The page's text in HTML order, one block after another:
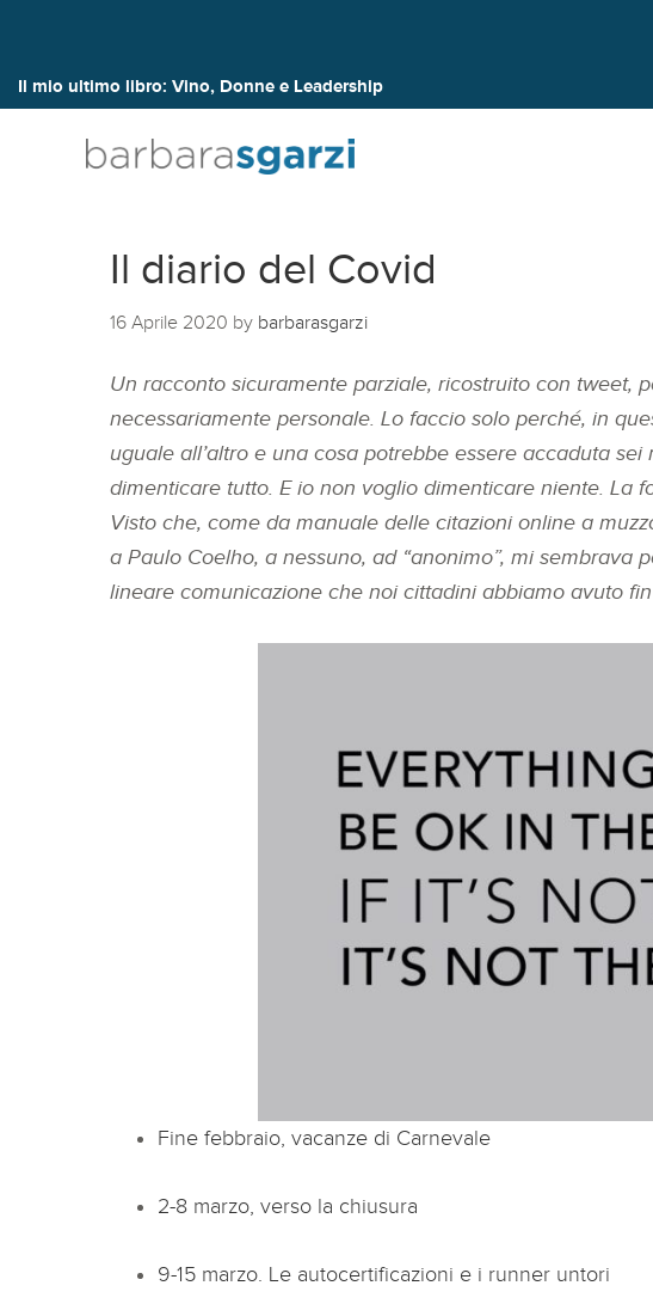
Il mio ultimo libro: Vino, Donne e Leadership
Il diario del Covid
16 Aprile 2020 by barbarasgarzi
Un racconto sicuramente parziale, ricostruito con tweet,
necessariamente personale. Lo faccio solo perché, in
uguale all’altro e una cosa potrebbe essere accaduta
dimenticare tutto. E io non voglio dimenticare niente. La
Visto che, come da manuale delle citazioni online a
a Paulo Coelho, a nessuno, ad “anonimo”, mi sembrava
lineare comunicazione che noi cittadini abbiamo avuto
Fine febbraio, vacanze di Carnevale
2-8 marzo, verso la chiusura
9-15 marzo. Le autocertificazioni e i runner untori